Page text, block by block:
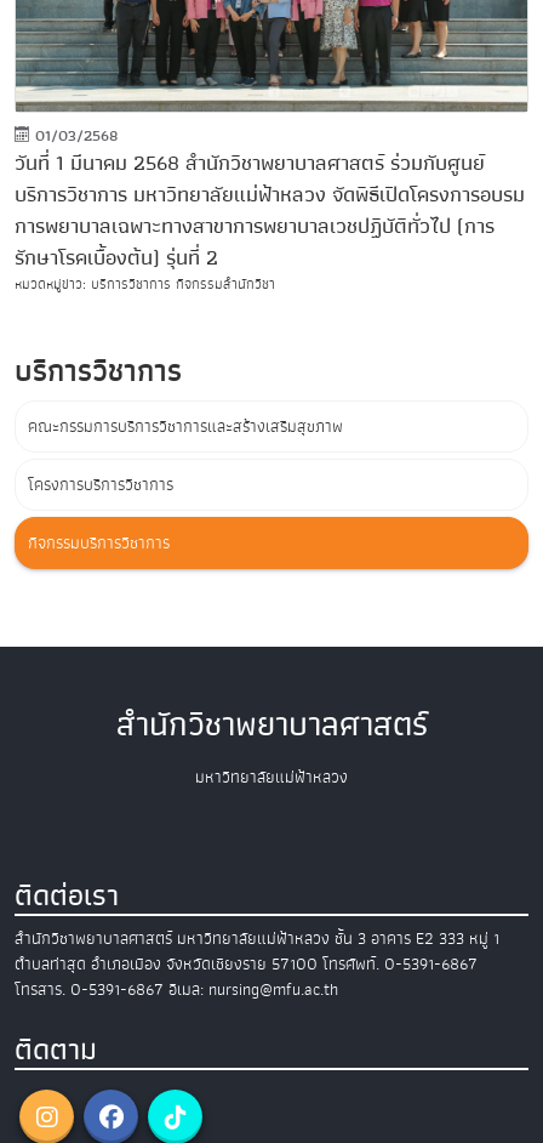
01/03/2568
วันที่ 1 มีนาคม 2568 สำนักวิชาพยาบาลศาสตร์ ร่วมกับศูนย์
บริการวิชาการ มหาวิทยาลัยแม่ฟ้าหลวง จัดพิธีเปิดโครงการอบรม
การพยาบาลเฉพาะทางสาขาการพยาบาลเวชปฏิบัติทั่วไป (การ
รักษาโรคเบื้องต้น) รุ่นที่ 2
หมวดหมู่ข่าว: บริการวิชาการ กิจกรรมสำนักวิชา
บริการวิชาการ
คณะกรรมการบริการวิชาการและสร้างเสริมสุขภาพ
โครงการบริการวิชาการ
กิจกรรมบริการวิชาการ
สำนักวิชาพยาบาลศาสตร์
มหาวิทยาลัยแม่ฟ้าหลวง
ติดต่อเรา
สำนักวิชาพยาบาลศาสตร์ มหาวิทยาลัยแม่ฟ้าหลวง ชั้น 3 อาคาร E2 333 หมู่ 1
ตำบลท่าสุด อำเภอเมือง จังหวัดเชียงราย 57100 โทรศัพท์. 0-5391-6867
โทรสาร. 0-5391-6867 อีเมล: nursing@mfu.ac.th
ติดตาม